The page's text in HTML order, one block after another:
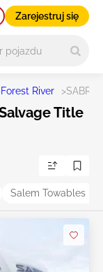
Zarejestruj się
Forest River >SABRE
Title
Salem Towables